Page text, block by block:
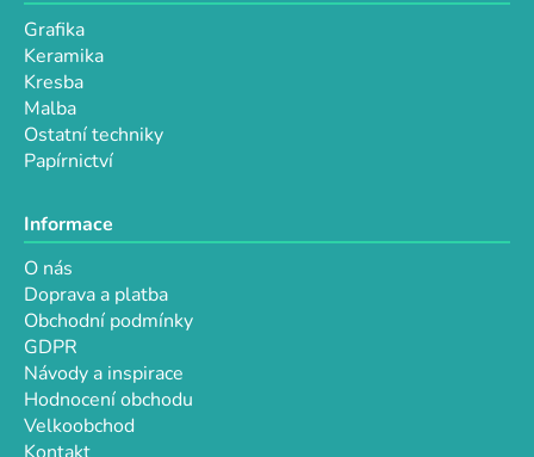
Grafika
Keramika
Kresba
Malba
Ostatní techniky
Papírnictví
Informace
O nás
Doprava a platba
Obchodní podmínky
GDPR
Návody a inspirace
Hodnocení obchodu
Velkoobchod